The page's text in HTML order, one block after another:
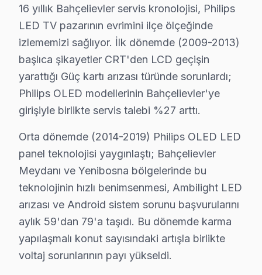
Philips Parça Kalitesi – Bahçelievler
Bahçelievler Philips Servis – 30 Dakikada
Philips TV'niz bozulduğunda saatler içinde müdahale
Neden bu kadar hızlıyız?
• Bahçelievler'de sabah arayın, akşama servis
• Bahçelievler'de mobil servis aracı ile yerinde
• Bahçelievler'de acil durumlarda öncelikli randevu
• Bahçelievler servisimizde 7/24 çağrı merkezi desteği
Bahçelievler'da Philips acil TV servisi için şimdi
Philips TV Arıza Onarım Maliyeti –
Bahçelievler'de Philips TV tamir maliyetini merak
16 yıllık Bahçelievler servis kronolojisi, Philips
LED TV pazarının evrimini ilçe ölçeğinde
izlememizi sağlıyor. İlk dönemde (2009-2013)
başlıca şikayetler CRT'den LCD geçişin
yarattığı Güç kartı arızası türünde sorunlardı;
Philips OLED modellerinin Bahçelievler'ye
girişiyle birlikte servis talebi %27 arttı.
Orta dönemde (2014-2019) Philips OLED LED
panel teknolojisi yaygınlaştı; Bahçelievler
Meydanı ve Yenibosna bölgelerinde bu
teknolojinin hızlı benimsenmesi, Ambilight LED
arızası ve Android sistem sorunu başvurularını
aylık 59'dan 79'a taşıdı. Bu dönemde karma
yapılaşmalı konut sayısındaki artışla birlikte
voltaj sorunlarının payı yükseldi.